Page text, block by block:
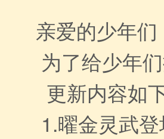
亲爱的少年们
为了给少年
更新内容如
1.曜金灵武